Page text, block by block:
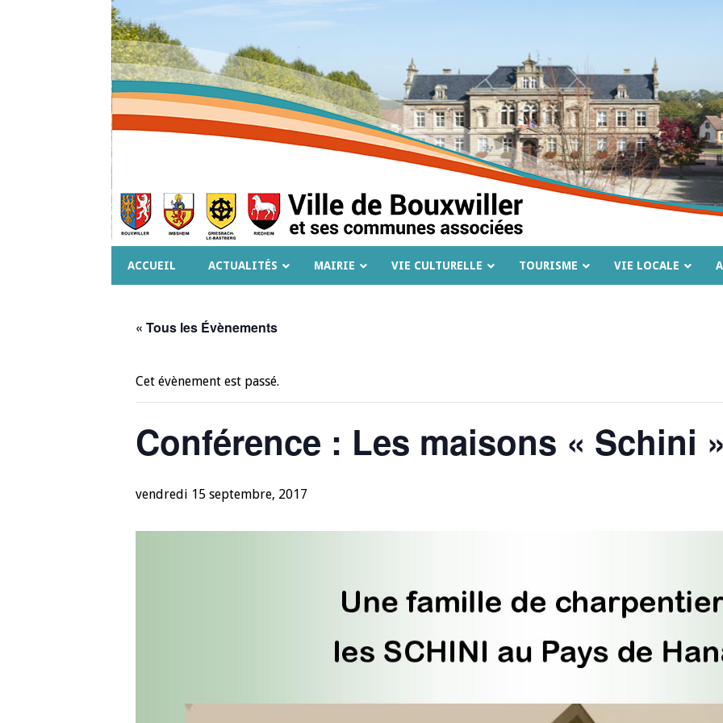
ACCUEIL ACTUALITÉS MAIRIE VIE CULTURELLE TOURISME VIE LOCALE
« Tous les Évènements
Cet évènement est passé.
Conférence : Les maisons « Schini
vendredi 15 septembre, 2017